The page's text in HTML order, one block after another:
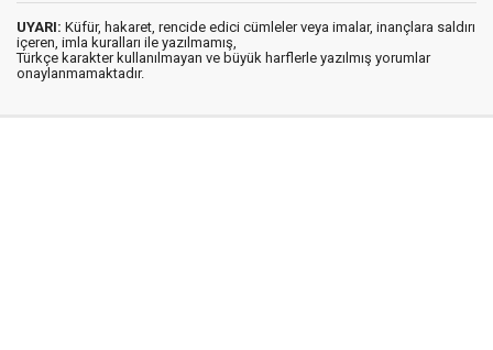
UYARI: Küfür, hakaret, rencide edici cümleler veya imalar, inançlara saldırı
içeren, imla kuralları ile yazılmamış,
Türkçe karakter kullanılmayan ve büyük harflerle yazılmış yorumlar
onaylanmamaktadır.